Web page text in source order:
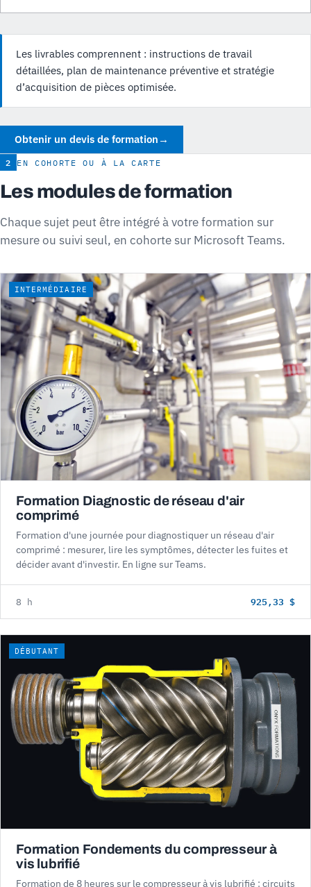
Les livrables comprennent : instructions de travail
détaillées, plan de maintenance préventive et stratégie
d’acquisition de pièces optimisée.
Obtenir un devis de formation →
2 EN COHORTE OU À LA CARTE
Les modules de formation
Chaque sujet peut être intégré à votre formation sur
mesure ou suivi seul, en cohorte sur Microsoft Teams.
INTERMÉDIAIRE
Formation Diagnostic de réseau d'air
comprimé
Formation d'une journée pour diagnostiquer un réseau d'air
comprimé : mesurer, lire les symptômes, détecter les fuites et
décider avant d'investir. En ligne sur Teams.
8 h 925,33 $
DÉBUTANT
Formation Fondements du compresseur à
vis lubrifié
Formation de 8 heures sur le compresseur à vis lubrifié : circuits